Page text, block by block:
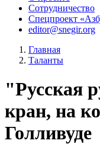
Сотрудничество
Спецпроект
editor@snegir.org
Главная
Таланты
"Русская
кран, на
Голливуде